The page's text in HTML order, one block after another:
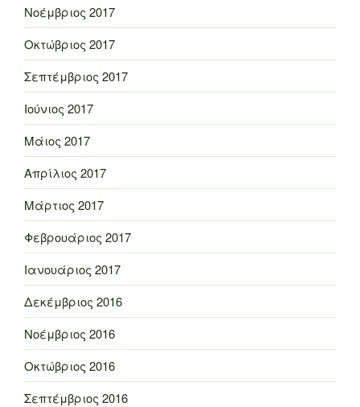
Νοέμβριος 2017
Οκτώβριος 2017
Σεπτέμβριος 2017
Ιούνιος 2017
Μάιος 2017
Απρίλιος 2017
Μάρτιος 2017
Φεβρουάριος 2017
Ιανουάριος 2017
Δεκέμβριος 2016
Νοέμβριος 2016
Οκτώβριος 2016
Σεπτέμβριος 2016